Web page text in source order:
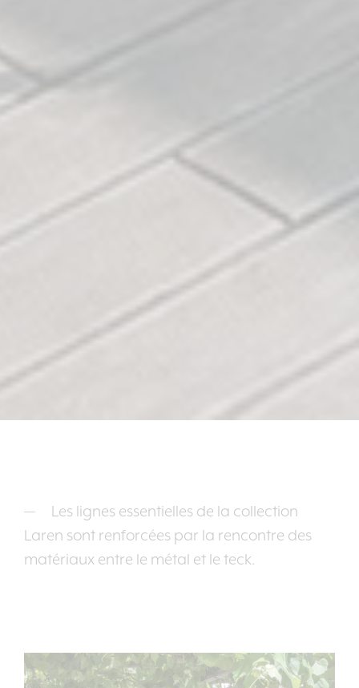
Les lignes essentielles de la collection
Laren sont renforcées par la rencontre des
matériaux entre le métal et le teck.